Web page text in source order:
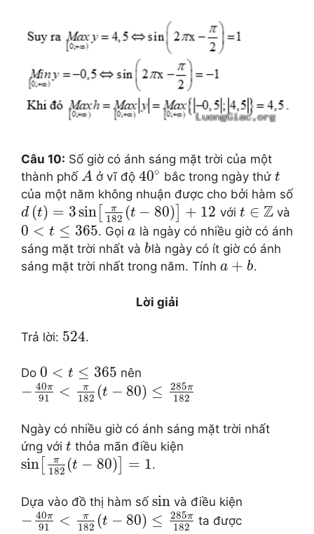
Câu 10: Số giờ có ánh sáng mặt trời của một
thành phố Aở vĩ độ 40∘ bắc trong ngày thứ t
của một năm không nhuận được cho bởi hàm số
d (t) = 3sin π
182 (t − 80) + 12 với t ∈ Z và
0 < t ≤ 365. Gọia là ngày có nhiều giờ có ánh
sáng mặt trời nhất và blà ngày có ít giờ có ánh
sáng mặt trời nhất trong năm. Tính a + b.
Lời giải
Trả lời: 524.
Do 0 < t ≤ 365 nên
− 40π
91 < π
182 (t − 80) ≤ 285π
182
Ngày có nhiều giờ có ánh sáng mặt trời nhất
ứng với t thỏa mãn điều kiện
sin π
182 (t − 80) = 1.
Dựa vào đồ thị hàm số sin và điều kiện
− 40π
91 < π
182 (t − 80) ≤ 285π
182 ta được